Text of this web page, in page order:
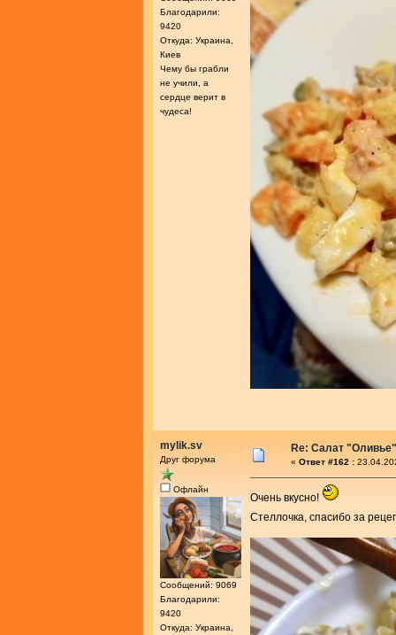
Благодарили:
9420
Откуда: Украина,
Киев
Чему бы грабли
не учили, а
сердце верит в
чудеса!
mylik.sv
Друг форума
Офлайн
Сообщений: 9069
Благодарили:
9420
Откуда: Украина,
Re: Салат "Оливье"
« Ответ #162 :
Очень вкусно!
Стеллочка, спасибо за